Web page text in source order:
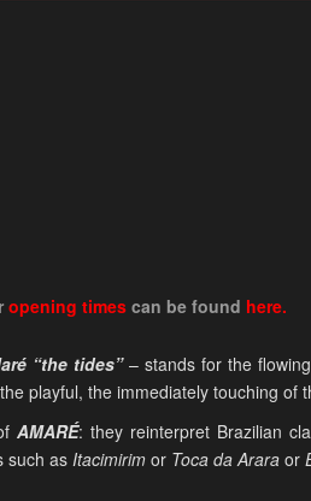
opening timescan be found here.
“the tides”– stands for the
playful, the immediately touching of
AMARÉ: they reinterpret Brazilian
such as Itacimirimor Toca da Araraor